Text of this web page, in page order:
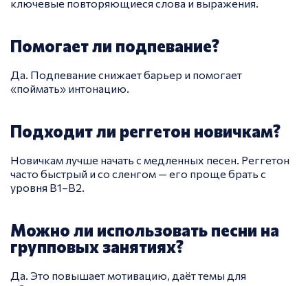
ключевые повторяющиеся слова и выражения.
Помогает ли подпевание?
Да. Подпевание снижает барьер и помогает
«поймать» интонацию.
Подходит ли реггетон новичкам?
Новичкам лучше начать с медленных песен. Реггетон
часто быстрый и со сленгом — его проще брать с
уровня B1–B2.
Можно ли использовать песни на
групповых занятиях?
Да. Это повышает мотивацию, даёт темы для